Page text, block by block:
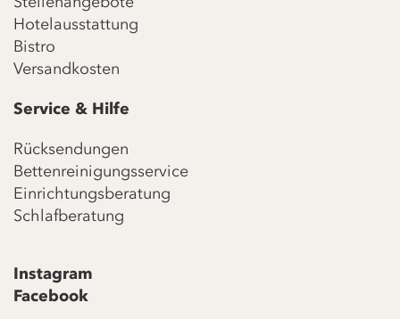
Hotelausstattung
Bistro
Versandkosten
Service & Hilfe
Rücksendungen
Bettenreinigungsservice
Einrichtungsberatung
Schlafberatung
Instagram
Facebook